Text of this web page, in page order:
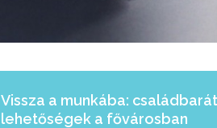
Vissza a munkába:
lehetőségek a fővárosban